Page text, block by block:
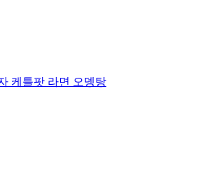
케틀팟 라면 오뎅탕